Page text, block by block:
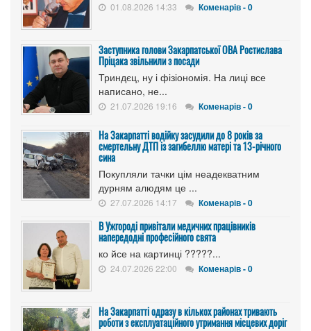
01.08.2026 14:33 Коменарів - 0
Заступника голови Закарпатської ОВА Ростислава
Пріцака звільнили з посади
Триндєц, ну і фізіономія. На лиці все
написано, не...
21.07.2026 19:16 Коменарів - 0
На Закарпатті водійку засудили до 8 років за
смертельну ДТП із загибеллю матері та 13-річного
сина
Покупляли тачки цім неадекватним
дурням алюдям це ...
27.07.2026 14:17 Коменарів - 0
В Ужгороді привітали медичних працівників
напередодні професійного свята
ко йсе на картинці ?????...
24.07.2026 22:00 Коменарів - 0
На Закарпатті одразу в кількох районах тривають
роботи з експлуатаційного утримання місцевих доріг